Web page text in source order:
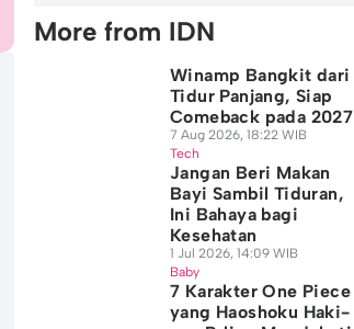
More from IDN
Winamp Bangkit dari
Tidur Panjang, Siap
Comeback pada 2027
7 Aug 2026, 18:22 WIB
Tech
Jangan Beri Makan
Bayi Sambil Tiduran,
Ini Bahaya bagi
Kesehatan
1 Jul 2026, 14:09 WIB
Baby
7 Karakter One Piece
yang Haoshoku Haki-